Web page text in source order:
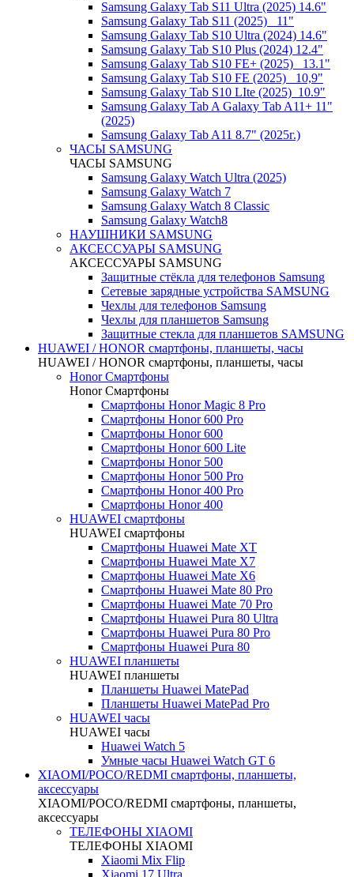
Samsung Galaxy Tab S11 Ultra (2025) 14.6"
Samsung Galaxy Tab S11 (2025) _11"
Samsung Galaxy Tab S10 Ultra (2024) 14.6"
Samsung Galaxy Tab S10 Plus (2024) 12.4"
Samsung Galaxy Tab S10 FE+ (2025)_ 13.1"
Samsung Galaxy Tab S10 FE (2025)_ 10,9"
Samsung Galaxy Tab S10 LIte (2025)_10.9"
Samsung Galaxy Tab A Galaxy Tab A11+ 11"
(2025)
Samsung Galaxy Tab A11 8.7" (2025г.)
ЧАСЫ SAMSUNG
ЧАСЫ SAMSUNG
Samsung Galaxy Watch Ultra (2025)
Samsung Galaxy Watch 7
Samsung Galaxy Watch 8 Classic
Samsung Galaxy Watch8
НАУШНИКИ SAMSUNG
АКСЕССУАРЫ SAMSUNG
АКСЕССУАРЫ SAMSUNG
Защитные стёкла для телефонов Samsung
Сетевые зарядные устройства SAMSUNG
Чехлы для телефонов Samsung
Чехлы для планшетов Samsung
Защитные стекла для планшетов SAMSUNG
HUAWEI / HONOR cмартфоны, планшеты, часы
HUAWEI / HONOR cмартфоны, планшеты, часы
Honor Смартфоны
Honor Смартфоны
Смартфоны Honor Magic 8 Pro
Смартфоны Honor 600 Pro
Смартфоны Honor 600
Смартфоны Honor 600 Lite
Смартфоны Honor 500
Смартфоны Honor 500 Pro
Смартфоны Honor 400 Pro
Смартфоны Honor 400
HUAWEI cмартфоны
HUAWEI cмартфоны
Смартфоны Huawei Mate XT
Смартфоны Huawei Mate X7
Смартфоны Huawei Mate X6
Смартфоны Huawei Mate 80 Pro
Смартфоны Huawei Mate 70 Pro
Смартфоны Huawei Pura 80 Ultra
Смартфоны Huawei Pura 80 Pro
Смартфоны Huawei Pura 80
HUAWEI планшеты
HUAWEI планшеты
Планшеты Huawei MatePad
Планшеты Huawei MatePad Pro
HUAWEI часы
HUAWEI часы
Huawei Watch 5
Умные часы Huawei Watch GT 6
XIAOMI/POCO/REDMI cмартфоны, планшеты,
аксессуары
XIAOMI/POCO/REDMI cмартфоны, планшеты,
аксессуары
ТЕЛЕФОНЫ XIAOMI
ТЕЛЕФОНЫ XIAOMI
Xiaomi Mix Flip
Xiaomi 17 Ultra